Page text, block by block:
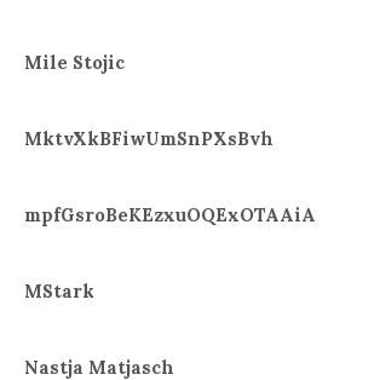
Mile Stojic
MktvXkBFiwUmSnPXsBvh
mpfGsroBeKEzxuOQExOTAAiA
MStark
Nastja Matjasch